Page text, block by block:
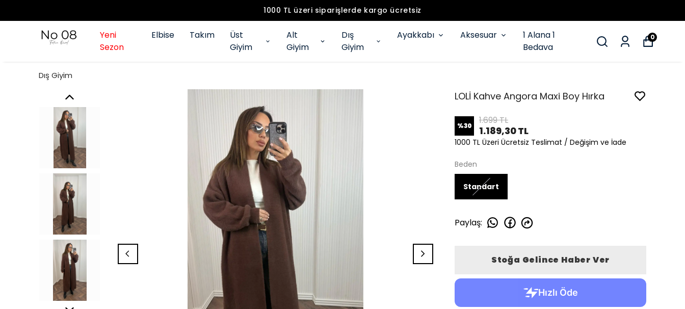
1000 TL üzeri siparişlerde kargo ücretsiz
Yeni
Sezon
Elbise Takım
Üst
Giyim
Alt
Giyim
Dış
Giyim
Ayakkabı Aksesuar
1 Alana 1
Bedava
0
Dış Giyim
LOLİ Kahve Angora Maxi Boy Hırka
%30 1.699 TL
1.189,30 TL
1000 TL Üzeri Ücretsiz Teslimat / Değişim ve İade
Beden
Standart
Paylaş:
Stoğa Gelince Haber Ver